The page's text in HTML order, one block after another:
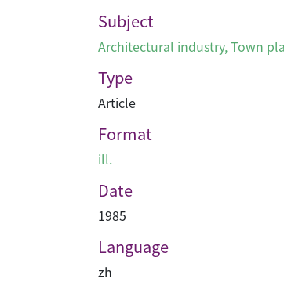
Subject
Architectural industry,Town
Type
Article
Format
ill.
Date
1985
Language
zh